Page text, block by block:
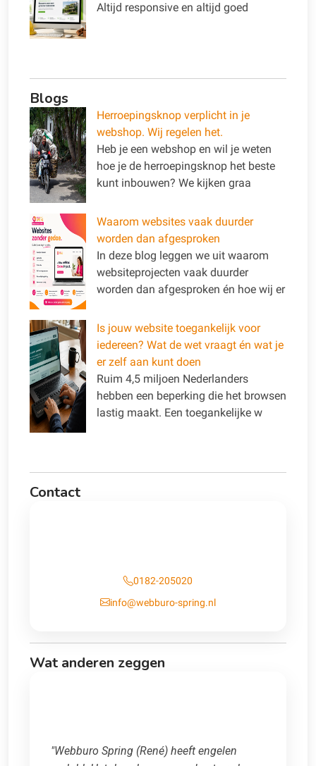
Altijd responsive en altijd goed
Blogs
Herroepingsknop verplicht in je
webshop. Wij regelen het.
Heb je een webshop en wil je weten
hoe je de herroepingsknop het beste
kunt inbouwen? We kijken graa
Waarom websites vaak duurder
worden dan afgesproken
In deze blog leggen we uit waarom
websiteprojecten vaak duurder
worden dan afgesproken én hoe wij er
Is jouw website toegankelijk voor
iedereen? Wat de wet vraagt én wat je
er zelf aan kunt doen
Ruim 4,5 miljoen Nederlanders
hebben een beperking die het browsen
lastig maakt. Een toegankelijke w
Contact
0182-205020
info@webburo-spring.nl
Wat anderen zeggen
"Webburo Spring (René) heeft engelen